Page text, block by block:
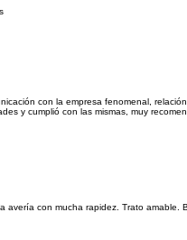
con la empresa fenomenal,
y cumplió con las mismas, muy
avería con mucha rapidez. Trato amable.